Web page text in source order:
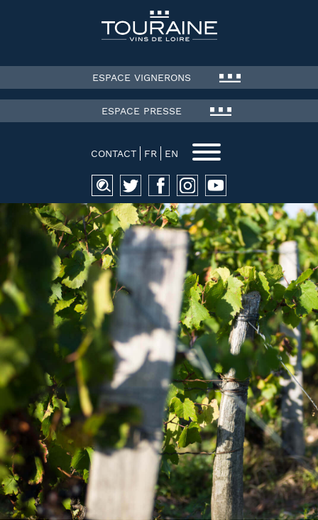
ESPACE VIGNERONS
ESPACE PRESSE
CONTACT FR EN
Recherche
pour :